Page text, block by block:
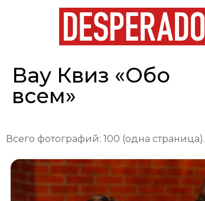
Вау Квиз «Обо
всем»
Всего фотографий: 100 (одна страница).